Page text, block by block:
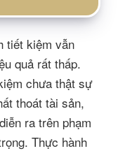
tiết kiệm vẫn
quả rất thấp.
chưa thật sự
thoát tài sản,
ra trên phạm
Thực hành